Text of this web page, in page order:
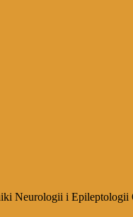
Neurologii i Epileptologii